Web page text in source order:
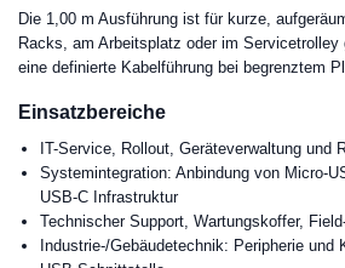
Die 1,00 m Ausführung ist für kurze,
Racks, am Arbeitsplatz oder im
eine definierte Kabelführung bei begrenztem
Einsatzbereiche
IT-Service, Rollout, Geräteverwaltung und
Systemintegration: Anbindung von Micro-
USB-C Infrastruktur
Technischer Support, Wartungskoffer,
Industrie-/Gebäudetechnik: Peripherie und